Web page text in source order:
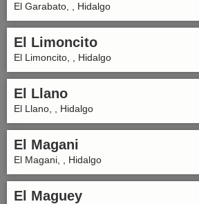
El Garabato, , Hidalgo
El Limoncito
El Limoncito, , Hidalgo
El Llano
El Llano, , Hidalgo
El Magani
El Magani, , Hidalgo
El Maguey